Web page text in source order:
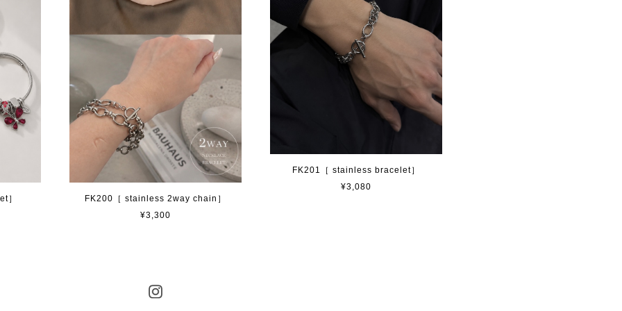
］
FK200［ stainless 2way chain］
¥3,300
FK201［ stainless bracelet］
¥3,080